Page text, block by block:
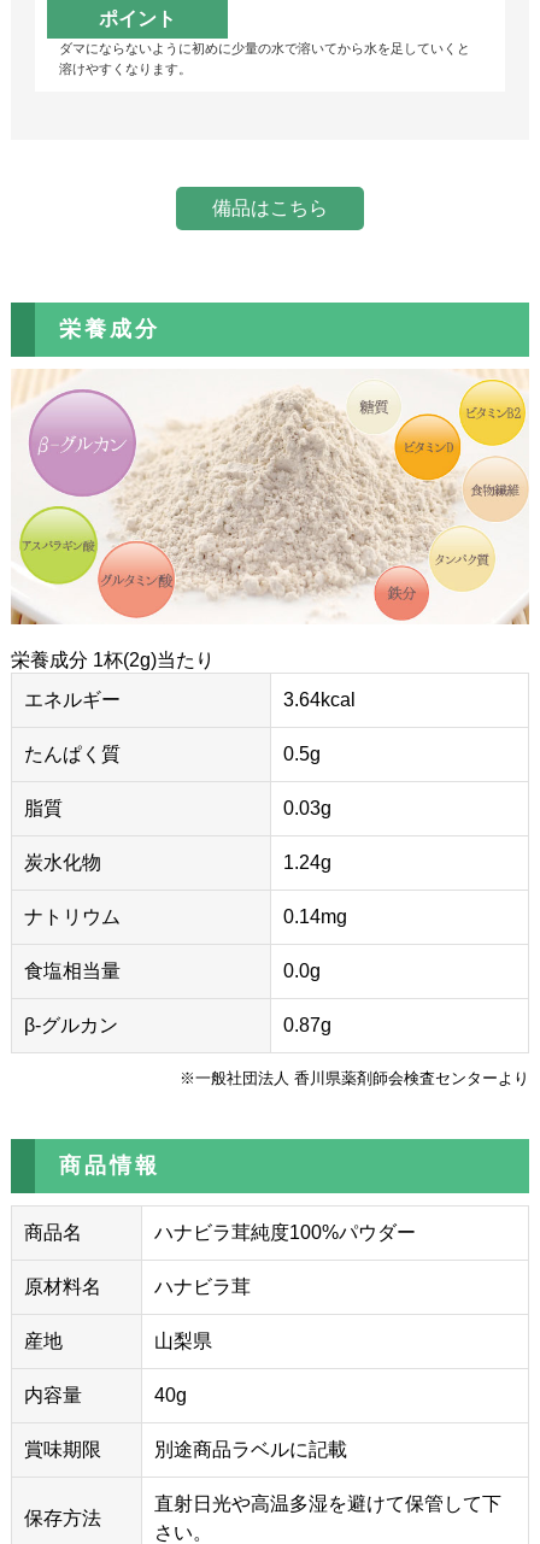
ポイント
ダマにならないように初めに少量の水で溶いてから水を足していくと
溶けやすくなります。
備品はこちら
栄養成分
栄養成分 1杯(2g)当たり
エネルギー
3.64kcal
たんぱく質 0.5g
脂質 0.03g
炭水化物 1.24g
ナトリウム 0.14mg
食塩相当量 0.0g
β-グルカン 0.87g
※一般社団法人 香川県薬剤師会検査センターより
商品情報
商品名 ハナビラ茸純度100%パウダー
原材料名 ハナビラ茸
産地 山梨県
内容量 40g
賞味期限 別途商品ラベルに記載
保存方法
直射日光や高温多湿を避けて保管して下
さい。